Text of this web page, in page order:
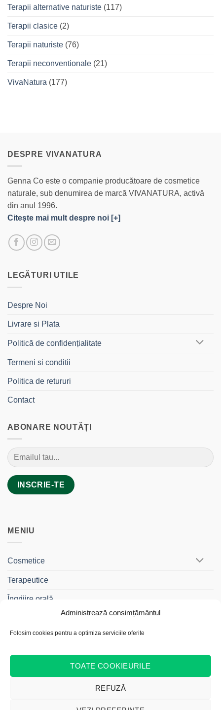
Administrează consimțământul
Folosim cookies pentru a optimiza serviciile oferite
TOATE COOKIEURILE
REFUZĂ
Terapii alternative naturiste (117)
Terapii clasice (2)
Terapii naturiste (76)
Terapii neconventionale (21)
VivaNatura (177)
DESPRE VIVANATURA
Genna Co este o companie producătoare de cosmetice
naturale, sub denumirea de marcă VIVANATURA, activă
din anul 1996.
Citeşte mai mult despre noi [+]
LEGĂTURI UTILE
Despre Noi
Livrare si Plata
Politică de confidențialitate
Termeni si conditii
Politica de retururi
Contact
ABONARE NOUTĂȚI
MENIU
Cosmetice
Terapeutice
Îngrijire orală
Gama Travel
Cadouri și Truse
Bank
Credit
Acest site web folosește cookie-uri pentru a vă îmbunătăți